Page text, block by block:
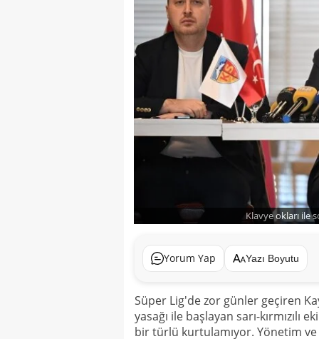
Klavye okları ile
Yorum Yap Yazı Boyutu
Süper Lig'de zor günler geçiren
yasağı ile başlayan sarı-
bir türlü kurtulamıyor. Yönetim